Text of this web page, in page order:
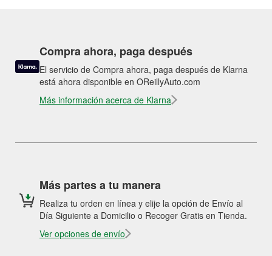
Compra ahora, paga después
El servicio de Compra ahora, paga después de Klarna
está ahora disponible en OReillyAuto.com
Más información acerca de Klarna
Más partes a tu manera
Realiza tu orden en línea y elije la opción de Envío al
Día Siguiente a Domicilio o Recoger Gratis en Tienda.
Ver opciones de envío